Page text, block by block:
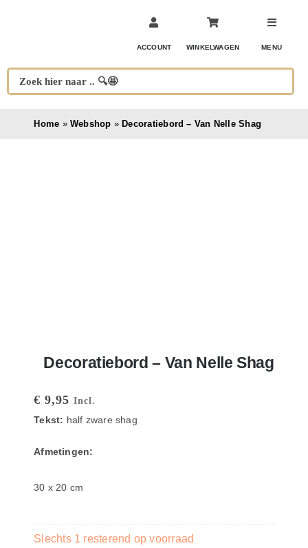
ACCOUNT WINKELWAGEN MENU
Home » Webshop » Decoratiebord – Van Nelle Shag
Decoratiebord – Van Nelle Shag
€ 9,95 Incl.
Tekst: half zware shag
Afmetingen:
30 x 20 cm
Slechts 1 resterend op voorraad